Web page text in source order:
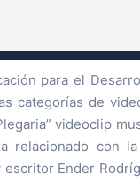
para el
categorías de
videoclip
relacionado con
Ender